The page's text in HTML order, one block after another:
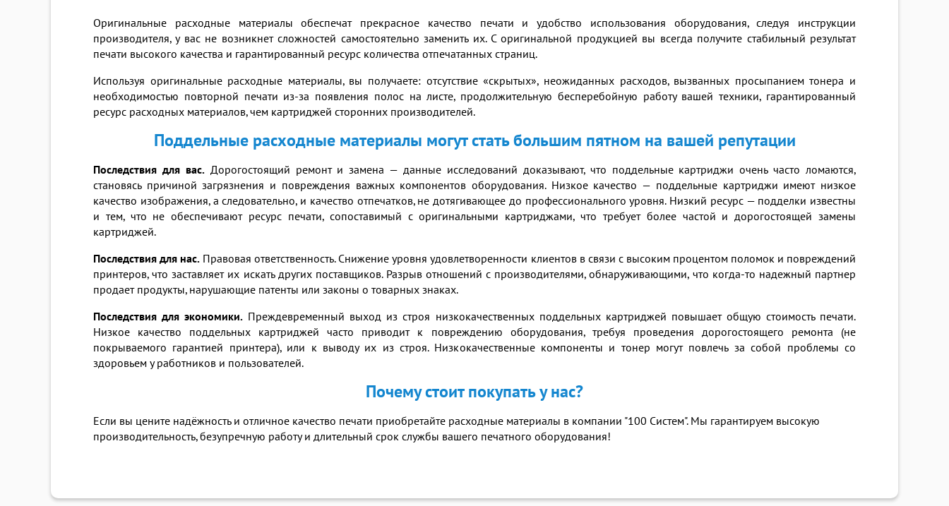
Оригинальные расходные материалы обеспечат прекрасное качество печати и удобство использования оборудования, следуя инструкции
производителя, у вас не возникнет сложностей самостоятельно заменить их. С оригинальной продукцией вы всегда получите стабильный результат
печати высокого качества и гарантированный ресурс количества отпечатанных страниц.
Используя оригинальные расходные материалы, вы получаете: отсутствие «скрытых», неожиданных расходов, вызванных просыпанием тонера и
необходимостью повторной печати из-за появления полос на листе, продолжительную бесперебойную работу вашей техники, гарантированный
ресурс расходных материалов, чем картриджей сторонних производителей.
Поддельные расходные материалы могут стать большим пятном на вашей репутации
Последствия для вас.Дорогостоящий ремонт и замена — данные исследований доказывают, что поддельные картриджи очень часто ломаются,
становясь причиной загрязнения и повреждения важных компонентов оборудования. Низкое качество — поддельные картриджи имеют низкое
качество изображения, а следовательно, и качество отпечатков, не дотягивающее до профессионального уровня. Низкий ресурс — подделки известны
и тем, что не обеспечивают ресурс печати, сопоставимый с оригинальными картриджами, что требует более частой и дорогостоящей замены
картриджей.
Последствия для нас. Правовая ответственность. Снижение уровня удовлетворенности клиентов в связи с высоким процентом поломок и повреждений
принтеров, что заставляет их искать других поставщиков. Разрыв отношений с производителями, обнаруживающими, что когда-то надежный партнер
продает продукты, нарушающие патенты или законы о товарных знаках.
Последствия для экономики. Преждевременный выход из строя низкокачественных поддельных картриджей повышает общую стоимость печати.
Низкое качество поддельных картриджей часто приводит к повреждению оборудования, требуя проведения дорогостоящего ремонта (не
покрываемого гарантией принтера), или к выводу их из строя. Низкокачественные компоненты и тонер могут повлечь за собой проблемы со
здоровьем у работников и пользователей.
Почему стоит покупать у нас?
Если вы цените надёжность и отличное качество печати приобретайте расходные материалы в компании "100 Систем". Мы гарантируем высокую
производительность, безупречную работу и длительный срок службы вашего печатного оборудования!